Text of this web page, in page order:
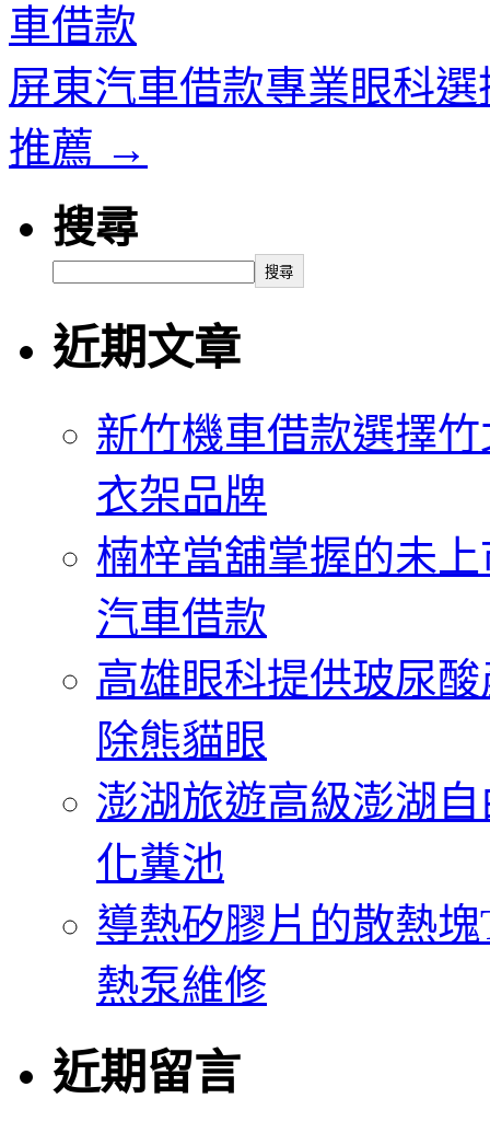
車借款
屏東汽車借款專業眼科
推薦 →
搜尋
搜尋
近期文章
新竹機車借款選擇
衣架品牌
楠梓當舖掌握的未
汽車借款
高雄眼科提供玻尿
除熊貓眼
澎湖旅遊高級澎湖
化糞池
導熱矽膠片的散熱
熱泵維修
近期留言